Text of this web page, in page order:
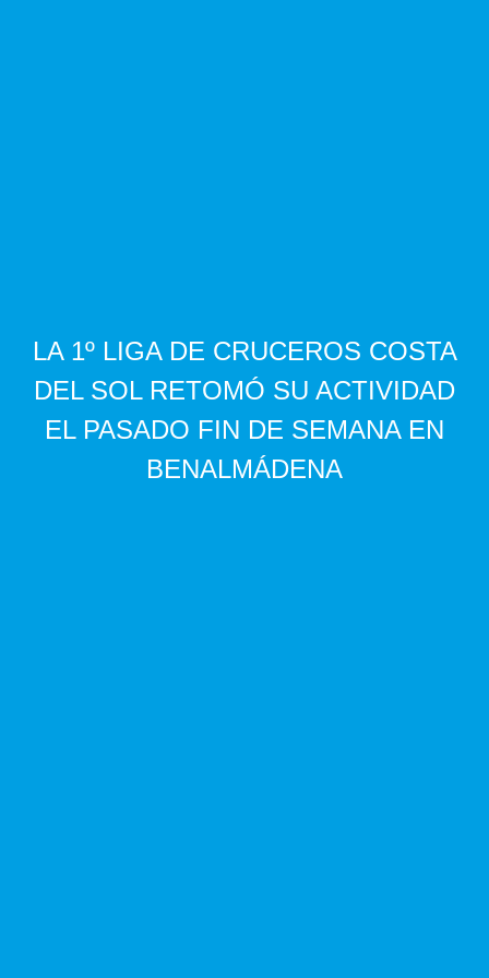
LA 1º LIGA DE CRUCEROS COSTA
DEL SOL RETOMÓ SU ACTIVIDAD
EL PASADO FIN DE SEMANA EN
BENALMÁDENA